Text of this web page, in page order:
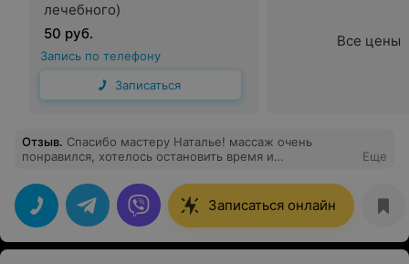
лечебного)
50 руб.
Запись по телефону
Записаться
Все цены
Отзыв. Спасибо мастеру Наталье! массаж очень
понравился, хотелось остановить время и
Еще
Записаться онлайн